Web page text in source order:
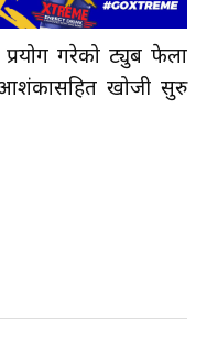
गरेको ट्युब फेला
खोजी सुरु